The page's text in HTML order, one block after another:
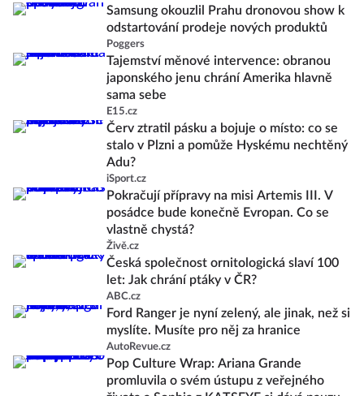
Samsung okouzlil Prahu dronovou show k
odstartování prodeje nových produktů
Poggers
Tajemství měnové intervence: obranou
japonského jenu chrání Amerika hlavně
sama sebe
E15.cz
Červ ztratil pásku a bojuje o místo: co se
stalo v Plzni a pomůže Hyskému nechtěný
Adu?
iSport.cz
Pokračují přípravy na misi Artemis III. V
posádce bude konečně Evropan. Co se
vlastně chystá?
Živě.cz
Česká společnost ornitologická slaví 100
let: Jak chrání ptáky v ČR?
ABC.cz
Ford Ranger je nyní zelený, ale jinak, než si
myslíte. Musíte pro něj za hranice
AutoRevue.cz
Pop Culture Wrap: Ariana Grande
promluvila o svém ústupu z veřejného